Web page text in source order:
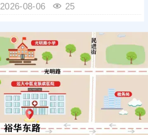
2026-08-06 25